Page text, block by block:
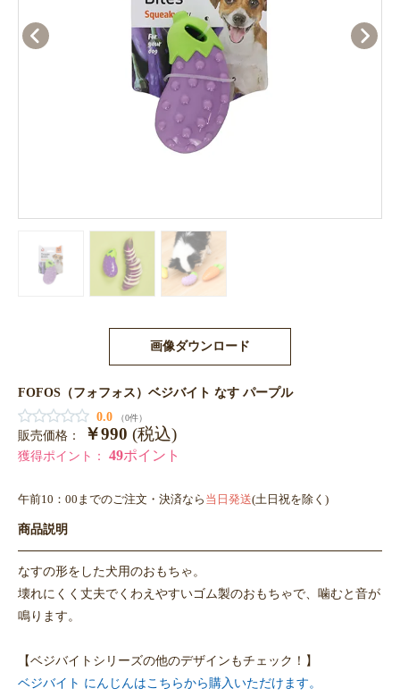
画像ダウンロード
FOFOS（フォフォス）ベジバイト なす パープル
0.0
（0件）
販売価格： ￥990 (税込)
獲得ポイント： 49ポイント
午前10：00までのご注文・決済なら 当日発送(土日祝を除く)
商品説明
なすの形をした犬用のおもちゃ。
壊れにくく丈夫でくわえやすいゴム製のおもちゃで、噛むと音が
鳴ります。
【ベジバイトシリーズの他のデザインもチェック！】
ベジバイト にんじんはこちらから購入いただけます。